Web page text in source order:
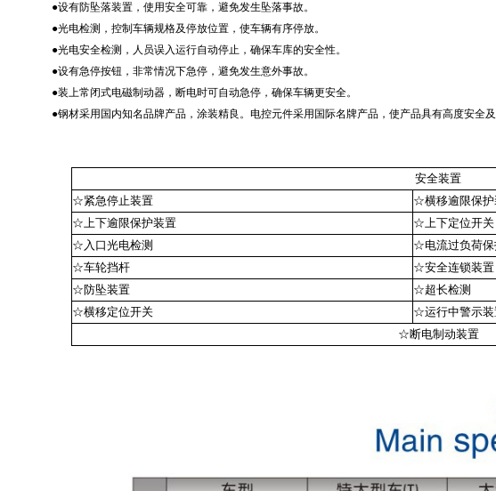
●设有防坠落装置，使用安全可靠，避免发生坠落事故。
●光电检测，控制车辆规格及停放位置，使车辆有序停放。
●光电安全检测，人员误入运行自动停止，确保车库的安全性。
●设有急停按钮，非常情况下急停，避免发生意外事故。
●装上常闭式电磁制动器，断电时可自动急停，确保车辆更安全。
●钢材采用国内知名品牌产品，涂装精良。电控元件采用国际名牌产品，使产品具有高度安全及
安全装置
☆紧急停止装置
☆横移逾限保护
☆上下逾限保护装置
☆上下定位开关
☆入口光电检测
☆电流过负荷保
☆车轮挡杆
☆安全连锁装置
☆防坠装置
☆超长检测
☆横移定位开关
☆运行中警示装
☆断电制动装置